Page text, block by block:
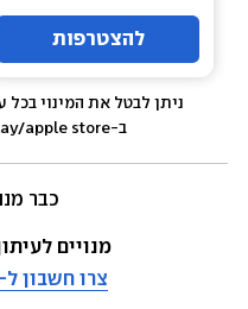
להצטרפות
ניתן לבטל את המינוי בכל
כבר
מנויים
צרו חשבון